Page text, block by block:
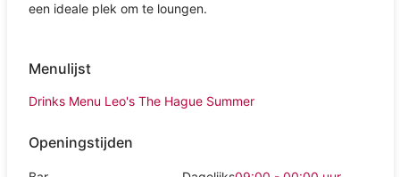
een ideale plek om te loungen.
Menulijst
Drinks Menu Leo's The Hague Summer
Openingstijden